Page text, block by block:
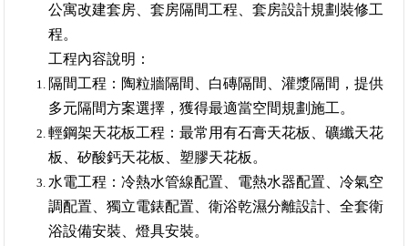
公寓改建套房、套房隔間工程、套房設計規劃裝修工
程。
工程內容說明：
隔間工程：陶粒牆隔間、白磚隔間、灌漿隔間，提供
多元隔間方案選擇，獲得最適當空間規劃施工。
輕鋼架天花板工程：最常用有石膏天花板、礦纖天花
板、矽酸鈣天花板、塑膠天花板。
水電工程：冷熱水管線配置、電熱水器配置、冷氣空
調配置、獨立電錶配置、衛浴乾濕分離設計、全套衛
浴設備安裝、燈具安裝。